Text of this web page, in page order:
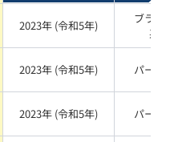
2023年 (令和5年)
ブラッ
系
2023年 (令和5年) パール
2023年 (令和5年) パール